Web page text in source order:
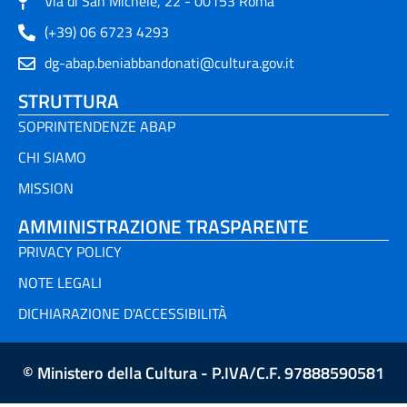
(+39) 06 6723 4293
dg-abap.beniabbandonati@cultura.gov.it
STRUTTURA
SOPRINTENDENZE ABAP
CHI SIAMO
MISSION
AMMINISTRAZIONE TRASPARENTE
PRIVACY POLICY
NOTE LEGALI
DICHIARAZIONE D'ACCESSIBILITÀ
© Ministero della Cultura - P.IVA/C.F. 97888590581